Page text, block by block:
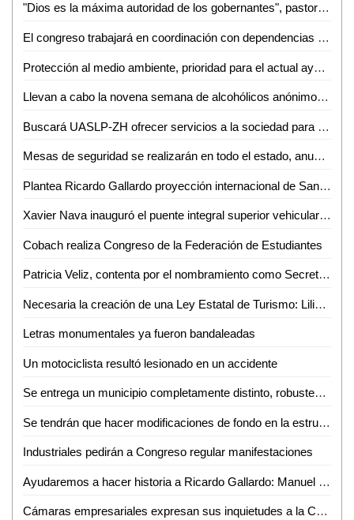
"Dios es la máxima autoridad de los gobernantes", pastor Héctor de Luna
El congreso trabajará en coordinación con dependencias del poder ejecutivo y el sector privado, para generar desarrollo en todo el estado
Protección al medio ambiente, prioridad para el actual ayuntamiento de SLP
Llevan a cabo la novena semana de alcohólicos anónimos en Ciudad Valles
Buscará UASLP-ZH ofrecer servicios a la sociedad para ser autosuficiente
Mesas de seguridad se realizarán en todo el estado, anuncia Ricardo Gallardo tras primera reunión
Plantea Ricardo Gallardo proyección internacional de San Luis Potosí
Xavier Nava inauguró el puente integral superior vehicular "Rocha Cordero"
Cobach realiza Congreso de la Federación de Estudiantes
Patricia Veliz, contenta por el nombramiento como Secretaria de Turismo
Necesaria la creación de una Ley Estatal de Turismo: Liliana Flores
Letras monumentales ya fueron bandaleadas
Un motociclista resultó lesionado en un accidente
Se entrega un municipio completamente distinto, robustecido y con finanzas sanas
Se tendrán que hacer modificaciones de fondo en la estructura del gobierno del Estado: Fernández Martínez
Industriales pedirán a Congreso regular manifestaciones
Ayudaremos a hacer historia a Ricardo Gallardo: Manuel Velasco
Cámaras empresariales expresan sus inquietudes a la Comisión de Desarrollo Económico